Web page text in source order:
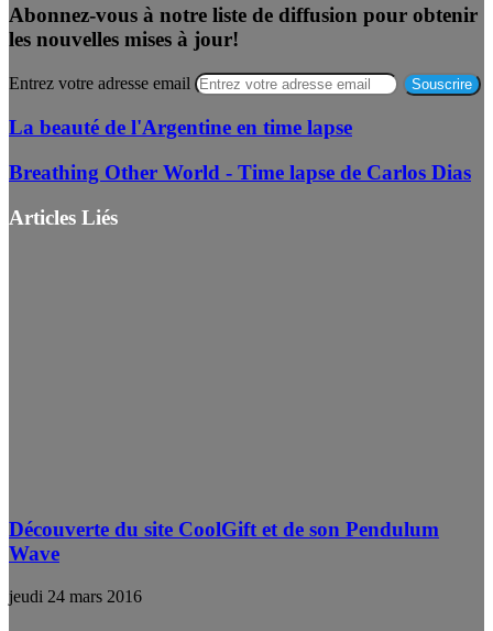
Abonnez-vous à notre liste de diffusion pour obtenir
les nouvelles mises à jour!
Entrez votre adresse email
La beauté de l'Argentine en time lapse
Breathing Other World - Time lapse de Carlos Dias
Articles Liés
Découverte du site CoolGift et de son Pendulum
Wave
jeudi 24 mars 2016